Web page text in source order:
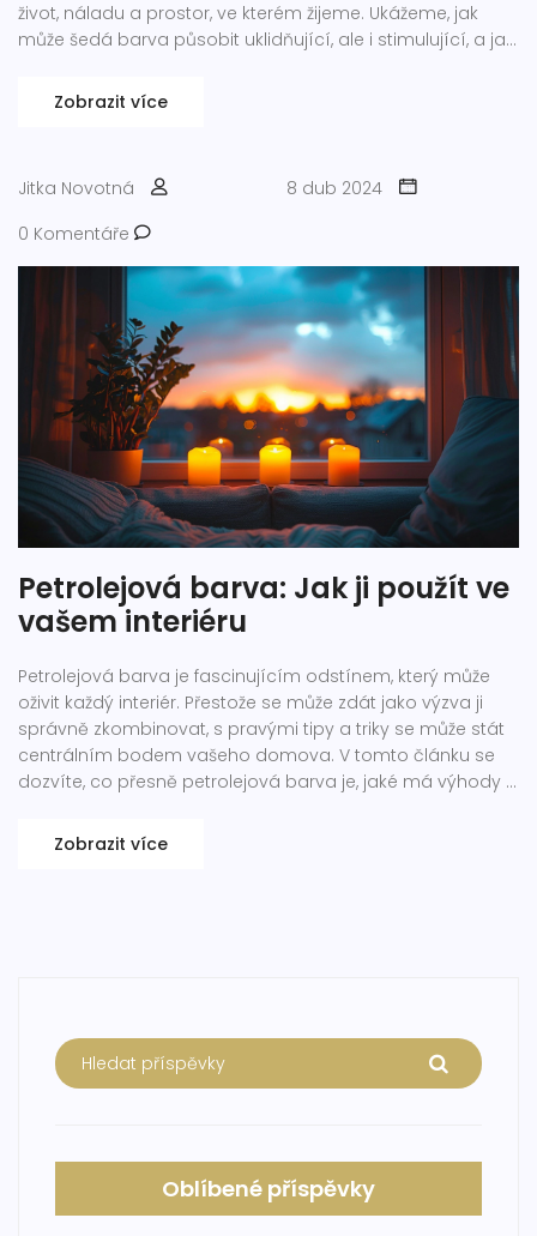
život, náladu a prostor, ve kterém žijeme. Ukážeme, jak
může šedá barva působit uklidňující, ale i stimulující, a jak
správně využít šedou v dekoraci vašeho domova a jaké
Zobrazit více
Jitka Novotná
8 dub 2024
0 Komentáře
Petrolejová barva: Jak ji použít ve
vašem interiéru
Petrolejová barva je fascinujícím odstínem, který může
oživit každý interiér. Přestože se může zdát jako výzva ji
správně zkombinovat, s pravými tipy a triky se může stát
centrálním bodem vašeho domova. V tomto článku se
dozvíte, co přesně petrolejová barva je, jaké má výhody a
Zobrazit více
Oblíbené příspěvky